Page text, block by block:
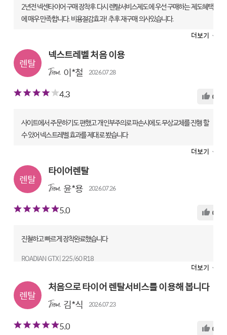
만원 정도 저렴하였고 배송 및 장착일은 약속한 일정을 준수하였다. 단 장착 가
능점이 대전 광역시에 단 한 곳만 있다는 것이 아쉬웠다.
전문점장착 |타이어테크 용문점
만족도
2년전 넥센타이어 구매 장착후 다시 렌탈서비스제도에 우선 구매하는 제도혜택
에 매우 만족합니다. 비용절감효과! 추후 재구매 의사있습니다.
렌탈 전문점|타이어테크 내동점(운화카센타)
만족도
상품 기사 5 서비스
더보기
넥스트레벨 처음 이용
이*철
2026.07.28
4.3 0
사이트에서 주문하기도 편했고 개인부주의로 파손시에도 무상교체를 진행 할
수 있어 넥스트레벨 효과를 제대로 봤습니다
렌탈 전문점|타이어테크 학익점
만족도
상품 기사 4 서비스
더보기
타이어렌탈
윤*용
2026.07.26
5.0 0
진철하고 빠르게 장착완료했습니다
ROADIAN GTX | 225/60 R18
만족도
상품
더보기
처음으로 타이어 렌탈서비스를 이용해 봅니다
김*식
2026.07.23
5.0 0